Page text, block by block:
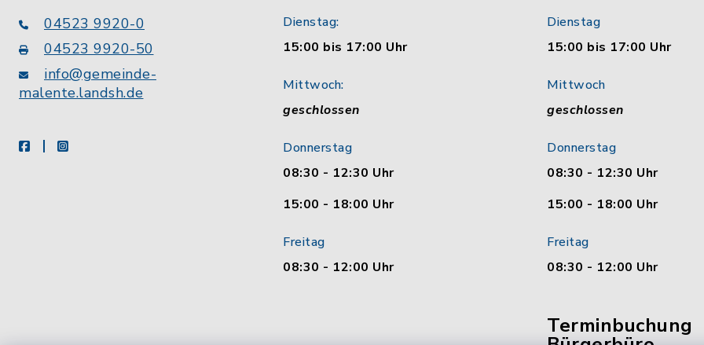
04523 9920-0
04523 9920-50
info@gemeinde-
malente.landsh.de
facebookinstagram
Dienstag:
15:00 bis 17:00 Uhr
Mittwoch:
geschlossen
Donnerstag
08:30 - 12:30 Uhr
15:00 - 18:00 Uhr
Freitag
08:30 - 12:00 Uhr
Dienstag
15:00 bis 17:00 Uhr
Mittwoch
geschlossen
Donnerstag
08:30 - 12:30 Uhr
15:00 - 18:00 Uhr
Freitag
08:30 - 12:00 Uhr
Terminbuchung